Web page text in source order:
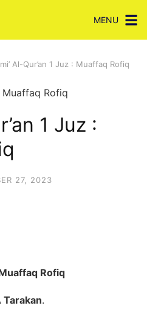
MENU
Al-Qur’an 1 Juz : Muaffaq Rofiq
1 Juz :
27, 2023
Rofiq
Tarakan.